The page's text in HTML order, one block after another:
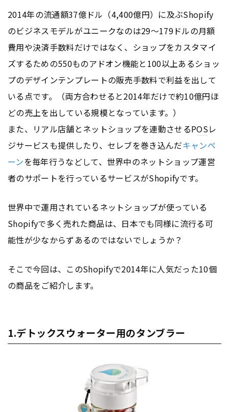
2014年の流通額37億ドル（4,400億円）に及ぶShopify
のビジネスモデルがユニークなのは29〜179ドルの月額
費用や決済手数料だけではなく、ショップをカスタマイ
ズするための550ものアドオン機能と100以上あるショッ
プのデザインテンプレートの販売手数料で利益を出して
いる点です。（両方合わせると2014年だけで約10億円ほ
どの売上を出している規模となっています。）
また、リアル店舗とネットショップを連動させるPOSレ
ジサービスも提供したり、セレブを巻き込んだキャンペ
ーンを毎年行うなどして、世界中のネットショップ運営
者のサポートを行っているサービスがShopifyです。
世界中で運用されているネットショップが使っている
Shopifyで多く売れた商品は、日本でも同様に流行る可
能性が少なからずあるのではないでしょうか？
そこで今回は、このShopifyで2014年に人気だった10個
の商品をご紹介します。
1.デトックスウォーター用のタンブラー